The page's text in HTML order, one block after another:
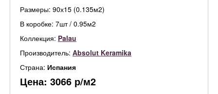
Размеры: 90х15 (0.135м2)
В коробке: 7шт / 0.95м2
Коллекция: Palau
Производитель: Absolut Keramika
Страна: Испания
Цена: 3066 р/м2